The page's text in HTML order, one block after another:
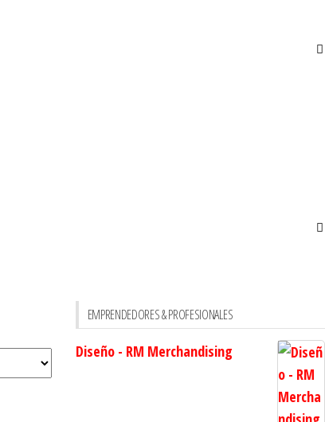
EMPRENDEDORES & PROFESIONALES
Diseño - RM Merchandising